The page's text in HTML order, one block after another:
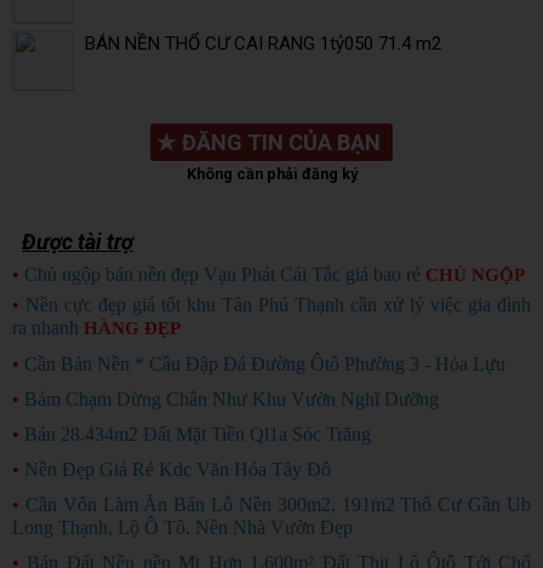
BÁN NỀN THỔ CƯ CAI RANG 1tỷ050 71.4 m2
★ ĐĂNG TIN CỦA BẠN
Không cần phải đăng ký
Được tài trợ
• Chủ ngộp bán nền đẹp Vạn Phát Cái Tắc giá bao rẻ CHỦ NGỘP
• Nền cực đẹp giá tốt khu Tân Phú Thạnh cần xử lý việc gia đình
ra nhanh HÀNG ĐẸP
• Cần Bán Nền * Cầu Đập Đá Đường Ôtô Phường 3 - Hỏa Lựu
• Bám Chạm Dừng Chân Như Khu Vườn Nghĩ Dưỡng
• Bán 28.434m2 Đất Mặt Tiền Ql1a Sóc Trăng
• Nền Đẹp Giá Rẻ Kdc Văn Hóa Tây Đô
• Cần Vốn Làm Ăn Bán Lỗ Nền 300m2, 191m2 Thổ Cư Gần Ub
Long Thạnh, Lộ Ô Tô. Nền Nhà Vườn Đẹp
• Bán Đất Nền nền Mt Hơn 1.600m² Đất Thịt Lộ Ôtô Tới Chổ